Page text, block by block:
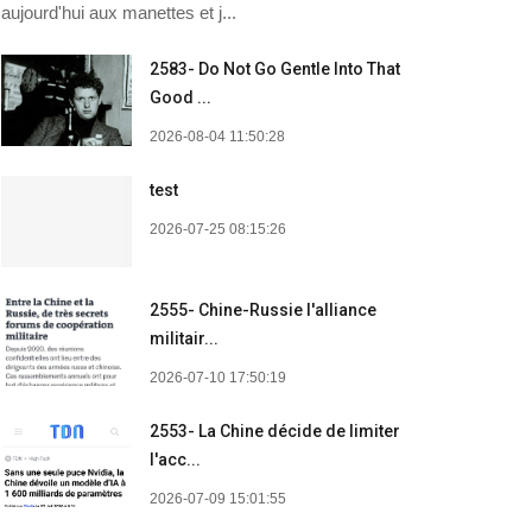
aujourd'hui aux manettes et j...
2583- Do Not Go Gentle Into That
Good ...
2026-08-04 11:50:28
test
2026-07-25 08:15:26
2555- Chine-Russie l'alliance
militair...
2026-07-10 17:50:19
2553- La Chine décide de limiter
l'acc...
2026-07-09 15:01:55